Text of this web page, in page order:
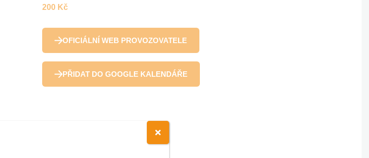
200 Kč
OFICIÁLNÍ WEB PROVOZOVATELE
PŘIDAT DO GOOGLE KALENDÁŘE